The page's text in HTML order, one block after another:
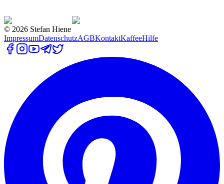
© 2026 Stefan Hiene
ImpressumDatenschutzAGBKontaktKaffeeHilfe